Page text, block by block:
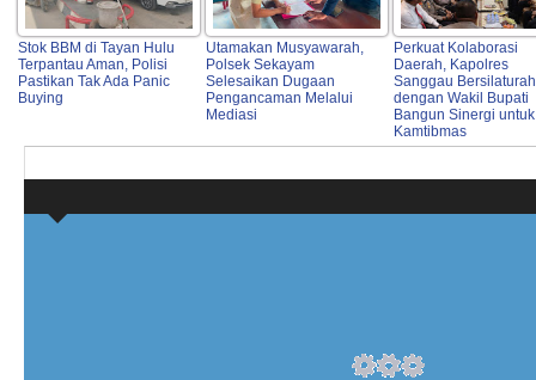
Stok BBM di Tayan Hulu
Terpantau Aman, Polisi
Pastikan Tak Ada Panic
Buying
Utamakan Musyawarah,
Polsek Sekayam
Selesaikan Dugaan
Pengancaman Melalui
Mediasi
Perkuat Kolaborasi
Daerah, Kapolres
Sanggau
dengan Wakil Bupati
Bangun Sinergi untuk
Kamtibmas